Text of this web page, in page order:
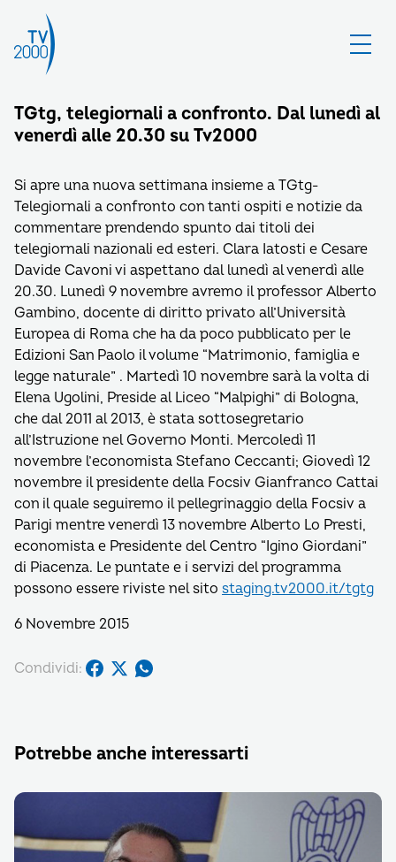
TGtg, telegiornali a confronto. Dal lunedì al
venerdì alle 20.30 su Tv2000
Si apre una nuova settimana insieme a TGtg-
Telegiornali a confronto con tanti ospiti e notizie da
commentare prendendo spunto dai titoli dei
telegiornali nazionali ed esteri. Clara Iatosti e Cesare
Davide Cavoni vi aspettano dal lunedì al venerdì alle
20.30. Lunedì 9 novembre avremo il professor Alberto
Gambino, docente di diritto privato all’Università
Europea di Roma che ha da poco pubblicato per le
Edizioni San Paolo il volume “Matrimonio, famiglia e
legge naturale” . Martedì 10 novembre sarà la volta di
Elena Ugolini, Preside al Liceo “Malpighi” di Bologna,
che dal 2011 al 2013, è stata sottosegretario
all’Istruzione nel Governo Monti. Mercoledì 11
novembre l’economista Stefano Ceccanti; Giovedì 12
novembre il presidente della Focsiv Gianfranco Cattai
con il quale seguiremo il pellegrinaggio della Focsiv a
Parigi mentre venerdì 13 novembre Alberto Lo Presti,
economista e Presidente del Centro “Igino Giordani”
di Piacenza. Le puntate e i servizi del programma
possono essere riviste nel sito staging.tv2000.it/tgtg
6 Novembre 2015
Condividi:
Potrebbe anche interessarti